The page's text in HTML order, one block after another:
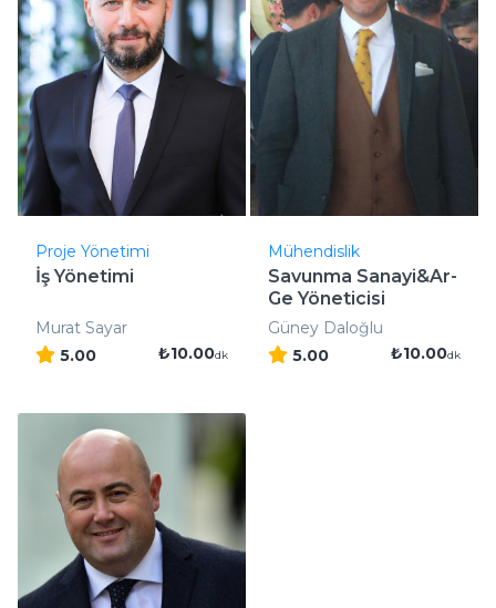
Proje Yönetimi
İş Yönetimi
Murat Sayar
5.00
₺10.00dk
Mühendislik
Savunma Sanayi&Ar-
Ge Yöneticisi
Güney Daloğlu
5.00
₺10.00dk